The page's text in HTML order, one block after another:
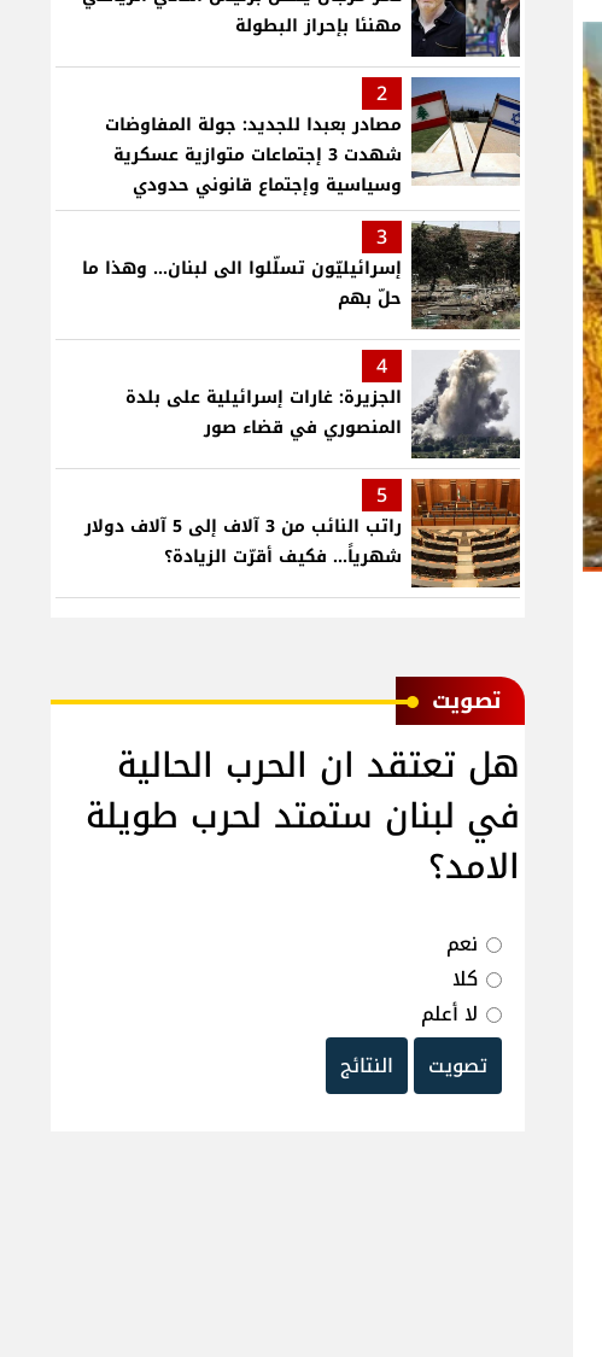
مهنئا بإحراز البطولة
2
مصادر بعبدا للجديد: جولة المفاوضات
شهدت 3 إجتماعات متوازية عسكرية
وسياسية وإجتماع قانوني حدودي
3
إسرائيليّون تسلّلوا الى لبنان... وهذا ما
حلّ بهم
4
الجزيرة: غارات إسرائيلية على بلدة
المنصوري في قضاء صور
5
راتب النائب من 3 آلاف إلى 5 آلاف دولار
شهرياً... فكيف أقرّت الزيادة؟
ﺗﺼﻮﻳﺖ
هل تعتقد ان الحرب الحالية
في لبنان ستمتد لحرب طويلة
الامد؟
نعم
كلا
لا أعلم
تصويت
النتائج